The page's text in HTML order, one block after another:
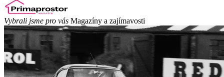
Vybrali jsme pro vás Magazíny a zajímavosti